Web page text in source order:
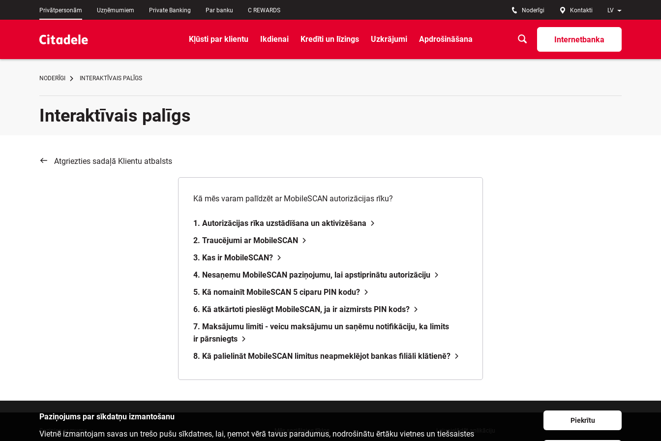
Privātpersonām Uzņēmumiem Private Banking Par banku C REWARDS LV
Noderīgi Kontakti
Internetbanka
Kļūsti par klientu Ikdienai Kredīti un līzings Uzkrājumi Apdrošināšana
NODERĪGI INTERAKTĪVAIS PALĪGS
Interaktīvais palīgs
Atgriezties sadaļā Klientu atbalsts
Kā mēs varam palīdzēt ar MobileSCAN autorizācijas rīku?
1. Autorizācijas rīka uzstādīšana un aktivizēšana
2. Traucējumi ar MobileSCAN
3. Kas ir MobileSCAN?
4. Nesaņemu MobileSCAN paziņojumu, lai apstiprinātu autorizāciju
5. Kā nomainīt MobileSCAN 5 ciparu PIN kodu?
6. Kā atkārtoti pieslēgt MobileSCAN, ja ir aizmirsts PIN kods?
7. Maksājumu limiti - veicu maksājumu un saņēmu notifikāciju, ka limits
ir pārsniegts
8. Kā palielināt MobileSCAN limitus neapmeklējot bankas filiāli klātienē?
Paziņojums par sīkdatņu izmantošanu
Vietnē izmantojam savas un trešo pušu sīkdatnes, lai, ņemot vērā tavus paradumus, nodrošinātu ērtāku vietnes un tiešsaistes
Piekrītu
Sazinies ar mums Mēs sociālajos tīklos Lejupielādēt aplikāciju